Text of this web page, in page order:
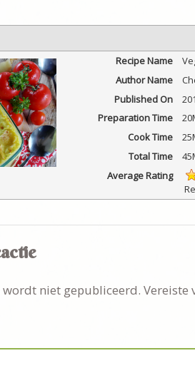
Recipe Name
Author Name
Published On
Preparation Time
Cook Time
Total Time
Average Rating
wordt niet gepubliceerd. Vereiste